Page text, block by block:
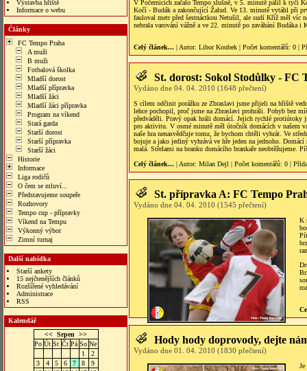
Výstavba hřiště
Informace o webu
veren siteler
Články
FC Tempo Praha
A muži
B muži
Fotbalová školka
Mladší dorost
Mladší přípravka
Mladší žáci
Mladší žáci přípravka
Program na víkend
Stará garda
Starší dorost
Starší přípravka
Starší žáci
Historie
Informace
Liga rodičů
O čem se mluví...
Představujeme soupeře
Rozhovory
Tempo cup - přípravky
Víkend na Tempu
Výkonný výbor
Zimní turnaj
Další nabídka
Starší ankety
15 nejčtenějších článků
Rozšířené vyhledávání
Administrace
RSS
Kalendář
<< Srpen
>>
Po Út St Čt Pá So Ne
1
2
3
4 5 6 7 8
9
V Počernicích začalo Tempo slušně, v 5. minutě pálil k tyči
Kočí - Budák a zakončující Žalud. Ve 13. minutě vytáhl při
fauloval metr před šestnáctkou Netušil, ale sudí Kříž měl víc
nebrala varování vážně a ve 22. minutě po zaváhání Budáka i
Celý článek... | Autor: Libor Koubek | Počet komentářů: 0 |
St. dorost: Sokol Stodůlky - FC
Vydáno dne 04. 04. 2010 (1648 přečtení)
S cílem odčinit porážku ze Zbraslavi jsme přijeli na hřiště
lehce pochopil, proč jsme na Zbraslavi prohráli. Pohyb bez
předváděli. Pravý opak hráli domácí. Jejich rychlé protiútoky
pro aktivitu. V osmé minutě měl útočník domácích v našem
naše hra nenasvědčuje tomu, že bychom chtěli vyhrát. Ve
bojuje a jako jediný vyhrává ve hře jeden na jednoho.
malá. Střelami na branku domácího brankaře neobtěžujeme.
Celý článek... | Autor: Milan Dejl | Počet komentářů: 0 |
St. přípravka A: FC Tempo
Vydáno dne 04. 04. 2010 (1545 přečtení)
K
Hody hody doprovody, dejte
Vydáno dne 01. 04. 2010 (1830 přečtení)